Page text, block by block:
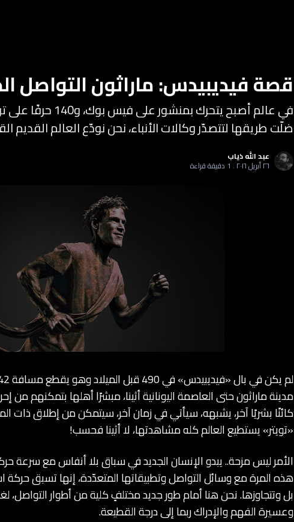
قصة فيديبيدس: ماراثون التواصل
في عالم أصبح يتحرك
ضلّت طريقها لتتصدّر وكالات الأنباء، نحن نودّع العالم القديم
عبد الله ذياب
٢٦ أبريل ٢٠١٦ . 1 دقيقة قراءة
مدينة ماراثون حتى العاصمة اليونانية أثينا، مبشرًا أهلها بتمكنهم من
كائنًا بشريًا آخر، يشبهه، سيأتي في زمان آخر، سيتمكن من إطلاق ذات
«تويتر» يستطيع العالم كله مشاهدتها، لا أثينا فحسب!
الأمر ليس مزحة.. يبدو الإنسان الجديد في سباق بلا أنفاس مع سرعة حركة
هذه المرة مع وسائل التواصل وتطبيقاتها المتعدّدة، إنها تسبق حركة
بل وتتجاوزها. نحن هنا أمام طور جديد مختلفٍ كلية من أطوار
وعسيرة الفهم والإدراك ربما إلى درجة القطيعة.